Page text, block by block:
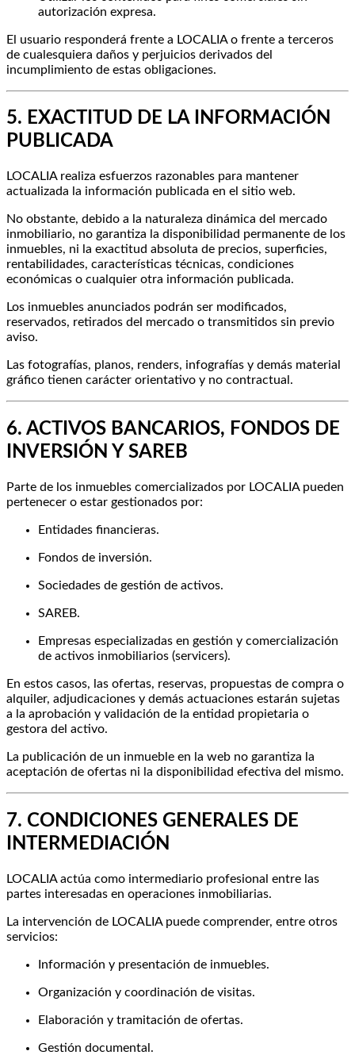
autorización expresa.
El usuario responderá frente a LOCALIA o frente a terceros
de cualesquiera daños y perjuicios derivados del
incumplimiento de estas obligaciones.
5. EXACTITUD DE LA INFORMACIÓN
PUBLICADA
LOCALIA realiza esfuerzos razonables para mantener
actualizada la información publicada en el sitio web.
No obstante, debido a la naturaleza dinámica del mercado
inmobiliario, no garantiza la disponibilidad permanente de los
inmuebles, ni la exactitud absoluta de precios, superficies,
rentabilidades, características técnicas, condiciones
económicas o cualquier otra información publicada.
Los inmuebles anunciados podrán ser modificados,
reservados, retirados del mercado o transmitidos sin previo
aviso.
Las fotografías, planos, renders, infografías y demás material
gráfico tienen carácter orientativo y no contractual.
6. ACTIVOS BANCARIOS, FONDOS DE
INVERSIÓN Y SAREB
Parte de los inmuebles comercializados por LOCALIA pueden
pertenecer o estar gestionados por:
Entidades financieras.
Fondos de inversión.
Sociedades de gestión de activos.
SAREB.
Empresas especializadas en gestión y comercialización
de activos inmobiliarios (servicers).
En estos casos, las ofertas, reservas, propuestas de compra o
alquiler, adjudicaciones y demás actuaciones estarán sujetas
a la aprobación y validación de la entidad propietaria o
gestora del activo.
La publicación de un inmueble en la web no garantiza la
aceptación de ofertas ni la disponibilidad efectiva del mismo.
7. CONDICIONES GENERALES DE
INTERMEDIACIÓN
LOCALIA actúa como intermediario profesional entre las
partes interesadas en operaciones inmobiliarias.
La intervención de LOCALIA puede comprender, entre otros
servicios:
Información y presentación de inmuebles.
Organización y coordinación de visitas.
Elaboración y tramitación de ofertas.
Gestión documental.